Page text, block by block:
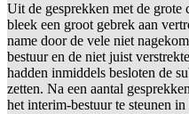
Uit de gesprekken met de grote
bleek een groot gebrek aan
name door de vele niet
bestuur en de niet juist
hadden inmiddels besloten de
zetten. Na een aantal
het interim-bestuur te steunen